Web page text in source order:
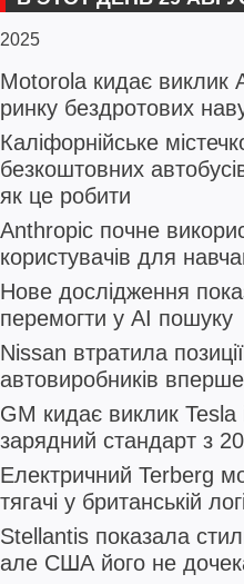
2025
Motorola кидає виклик
ринку бездротових
Каліфорнійське
безкоштовних
як це робити
Anthropic почне
користувачів для
Нове дослідження
перемогти у AI пошуку
Nissan втратила
автовиробників
GM кидає виклик Tesla
зарядний стандарт з
Електричний Terberg
тягачі у британській
Stellantis показала
але США його не